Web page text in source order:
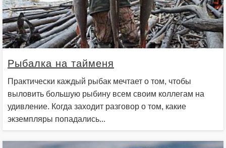
Рыбалка на тайменя
Практически каждый рыбак мечтает о том, чтобы
выловить большую рыбину всем своим коллегам на
удивление. Когда заходит разговор о том, какие
экземпляры попадались...